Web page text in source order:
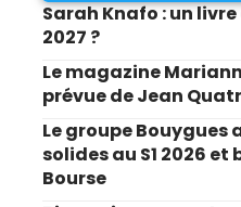
Sarah Knafo : un
2027 ?
Le magazine
prévue de Jean
Le groupe
solides au S1 2026 et
Bourse